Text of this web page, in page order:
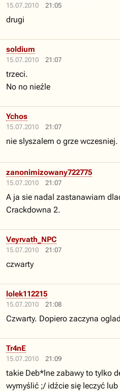
15.07.2010 21:05
drugi
15.07.2010 21:07
soldium
trzeci.
No no nieźle
15.07.2010 21:07
Ychos
nie slyszalem o grze
15.07.2010 21:07
zanonimizowany722775
A ja sie nadal zastanawiam
Crackdowna 2.
15.07.2010 21:07
Veyrvath_NPC
czwarty
15.07.2010 21:08
lolek112215
Czwarty. Dopiero zaczyna
15.07.2010 21:09
Tr4nE
takie Deb*lne zabawy to tylko
wymyślić ;/ idźcie się leczyć